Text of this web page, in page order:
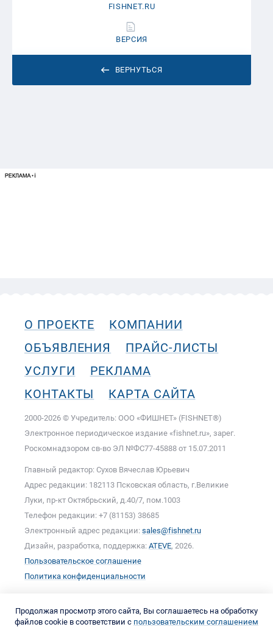
ВЕРНУТЬСЯ
FISHNET.RU
ВЕРСИЯ
О ПРОЕКТЕ
КОМПАНИИ
ОБЪЯВЛЕНИЯ
ПРАЙС-ЛИСТЫ
УСЛУГИ
РЕКЛАМА
КОНТАКТЫ
КАРТА САЙТА
2000-2026 © Учредитель: ООО «ФИШНЕТ» (FISHNET®)
Электронное периодическое издание «fishnet.ru», зарег.
Роскомнадзором cв-во ЭЛ №ФС77-45888 от 15.07.2011
Главный редактор: Сухов Вячеслав Юрьевич
Адрес редакции: 182113 Псковская область, г.Великие
Луки, пр-кт Октябрьский, д.40/7, пом.1003
Телефон редакции: +7 (81153) 38685
Электронный адрес редакции: sales@fishnet.ru
Дизайн, разработка, поддержка: ATEVE, 2026.
Пользовательское соглашение
Политика конфиденциальности
Продолжая просмотр этого сайта, Вы соглашаетесь на обработку
файлов cookie в соответствии с пользовательским соглашением